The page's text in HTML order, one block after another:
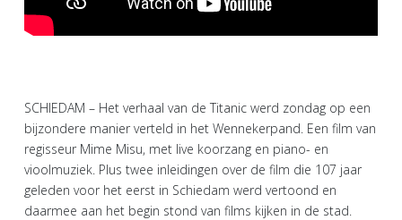
SCHIEDAM – Het verhaal van de Titanic werd zondag op een
bijzondere manier verteld in het Wennekerpand. Een film van
regisseur Mime Misu, met live koorzang en piano- en
vioolmuziek. Plus twee inleidingen over de film die 107 jaar
geleden voor het eerst in Schiedam werd vertoond en
daarmee aan het begin stond van films kijken in de stad.